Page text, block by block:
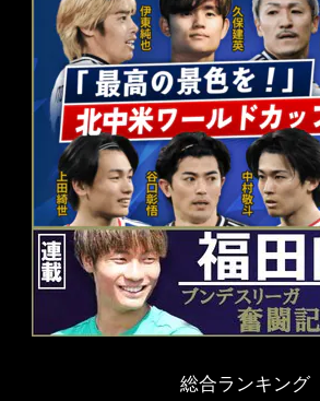
総合ランキング